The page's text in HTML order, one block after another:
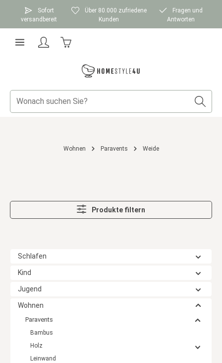
Zum Hauptinhalt springen
Sofort
versandbereit
Über 80.000 zufriedene
Kunden
Fragen und
Antworten
Wohnen Paravents Weide
Produkte filtern
Schlafen
Kind
Jugend
Wohnen
Paravents
Bambus
Holz
Leinwand